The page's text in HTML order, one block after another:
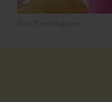
Foto: Time Magazine